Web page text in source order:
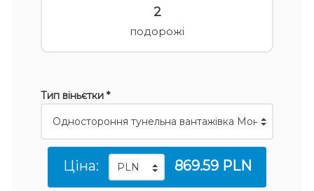
2
подорожі
Тип віньєтки *
Ціна: 869.59 PLN